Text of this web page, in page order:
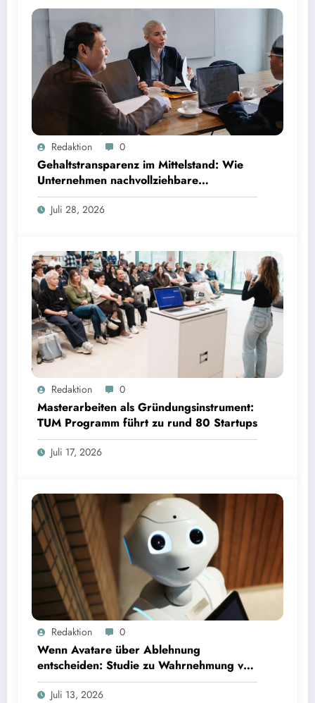
Gehaltstransparenz im Mittelstand: Wie Unternehmen nachvollziehbare Vergütungsmodelle
schaffenRedaktion 0
Gehaltstransparenz im Mittelstand: Wie
Unternehmen nachvollziehbare
Vergütungsmodelle schaffen
Juli 28, 2026
Masterarbeiten als Gründungsinstrument: TUM Programm führt zu rund 80 Startups | Bild:
TUM
Redaktion 0
Masterarbeiten als Gründungsinstrument:
TUM Programm führt zu rund 80 Startups
Juli 17, 2026
Wenn Avatare über Ablehnung entscheiden: Studie zu Wahrnehmung von Fairness bei KI-
InterviewsRedaktion 0
Wenn Avatare über Ablehnung
entscheiden: Studie zu Wahrnehmung von
Fairness bei KI-Interviews
Juli 13, 2026